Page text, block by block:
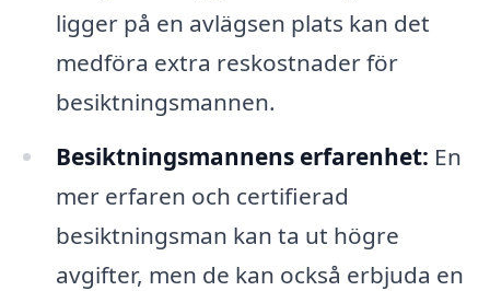
ligger på en avlägsen plats kan det
medföra extra reskostnader för
besiktningsmannen.
Besiktningsmannens erfarenhet: En
mer erfaren och certifierad
besiktningsman kan ta ut högre
avgifter, men de kan också erbjuda en